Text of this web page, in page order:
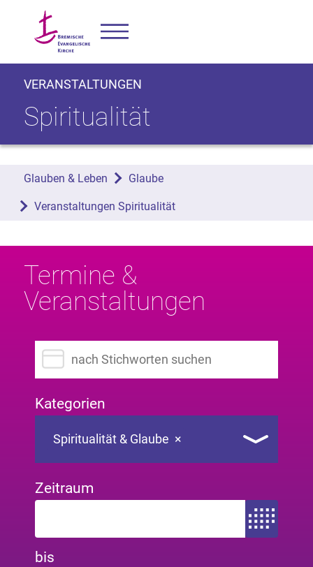
VERANSTALTUNGEN
Spiritualität
Glauben & Leben Glaube
Veranstaltungen Spiritualität
Termine &
Veranstaltungen
Suchbegriff eingeben
Kategorien
×
Spiritualität & Glaube
Zeitraum
Zeitraum von
bis